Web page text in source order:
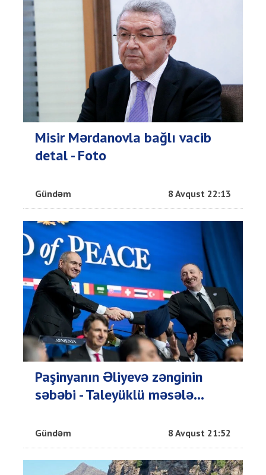
Misir Mərdanovla bağlı vacib
detal - Foto
Gündəm 8 Avqust 22:13
Paşinyanın Əliyevə zənginin
səbəbi - Taleyüklü məsələ...
Gündəm 8 Avqust 21:52